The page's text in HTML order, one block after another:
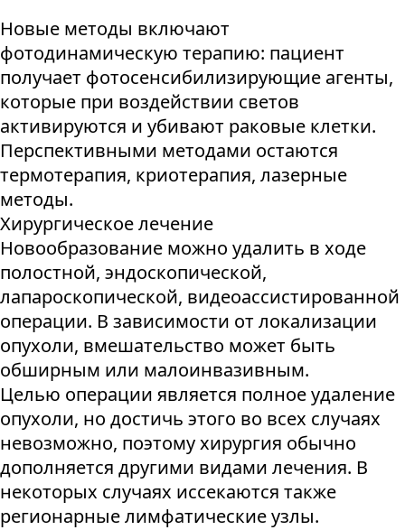
Новые методы включают
фотодинамическую терапию: пациент
получает фотосенсибилизирующие агенты,
которые при воздействии светов
активируются и убивают раковые клетки.
Перспективными методами остаются
термотерапия, криотерапия, лазерные
методы.
Хирургическое лечение
Новообразование можно удалить в ходе
полостной, эндоскопической,
лапароскопической, видеоассистированной
операции. В зависимости от локализации
опухоли, вмешательство может быть
обширным или малоинвазивным.
Целью операции является полное удаление
опухоли, но достичь этого во всех случаях
невозможно, поэтому хирургия обычно
дополняется другими видами лечения. В
некоторых случаях иссекаются также
регионарные лимфатические узлы.